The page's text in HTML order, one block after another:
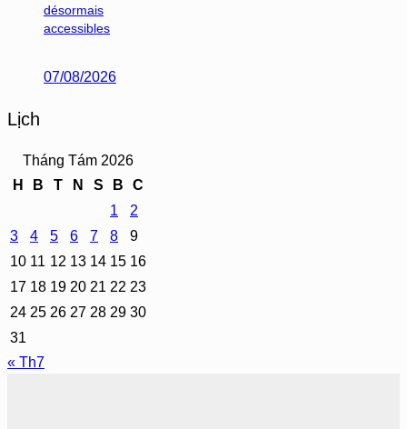
désormais
accessibles
07/08/2026
Lịch
Tháng Tám 2026
H
B T N S B
C
1
2
3
4 5 6 7 8
9
10 11 12 13 14 15 16
17 18 19 20 21 22 23
24 25 26 27 28 29 30
31
« Th7